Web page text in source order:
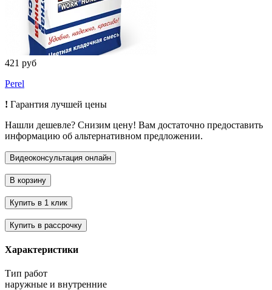
421 руб
Perel
! Гарантия лучшей цены
Нашли дешевле? Снизим цену! Вам достаточно предоставить
информацию об альтернативном предложении.
Характеристики
Тип работ
наружные и внутренние